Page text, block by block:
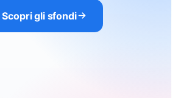
Scopri gli sfondi